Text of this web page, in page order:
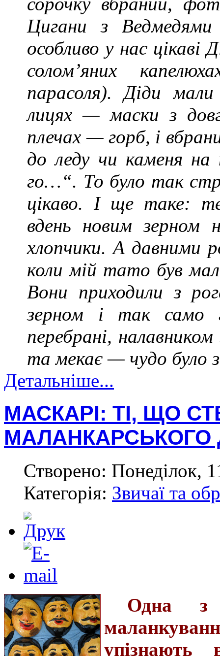
Цигани з
особливо у нас цікаві
солом’яних
парасоля). Діди
лицях — маски з
плечах — горб, і
до леду чи каменя на
го…“. То було так
цікаво. І ще таке:
вдень новим зерном
хлопчики. А давними
коли мій тато був
Вони приходили з
зерном і так само
перебрані,
та мекає — чудо було
Детальніше...
МАСКАРІ: ТІ, ЩО
МАЛАНКАРСЬКОГО
Створено: Понеділок,
Категорія: Звичаї та
Одна з